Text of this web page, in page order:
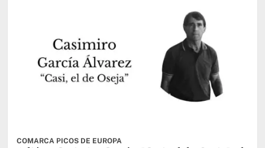
COMARCA PICOS DE EUROPA